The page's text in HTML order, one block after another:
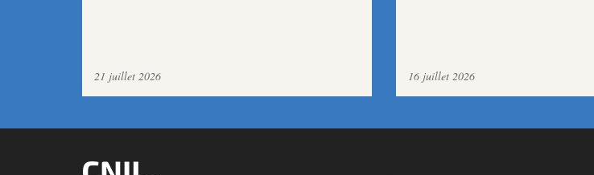
21 juillet 2026 16 juillet 2026